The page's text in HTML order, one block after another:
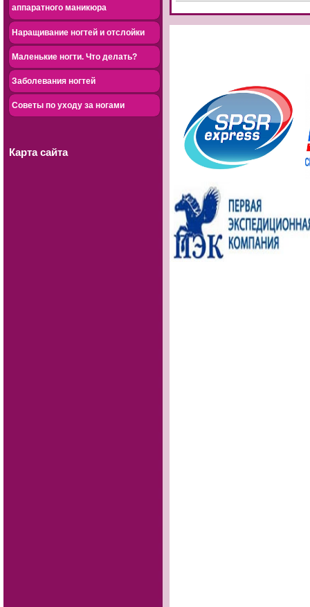
аппаратного маникюра
Наращивание ногтей и отслойки
Маленькие ногти. Что делать?
Заболевания ногтей
Советы по уходу за ногами
Карта сайта